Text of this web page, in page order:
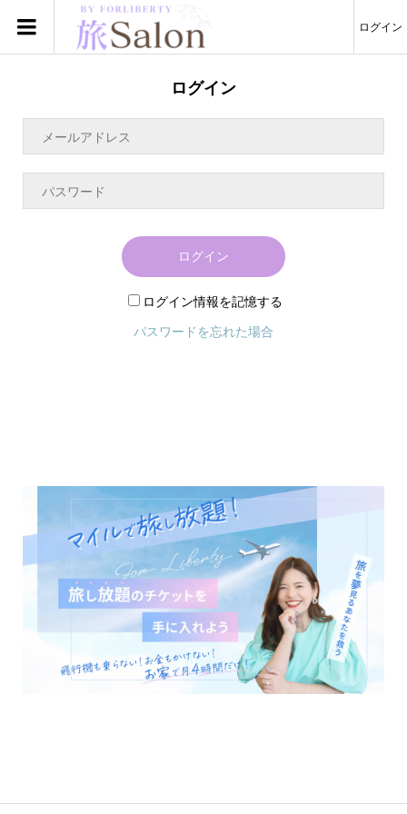
ログイン
ログイン
ログイン
ログイン情報を記憶する
パスワードを忘れた場合